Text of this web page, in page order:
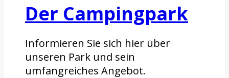
Der Campingpark
Informieren Sie sich hier über
unseren Park und sein
umfangreiches Angebot.